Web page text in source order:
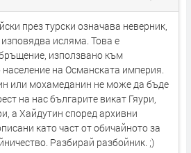
през турски означава неверник,
исляма. Това е
използвано към
население на Османската империя.
или мохамеданин не може да бъде
на нас българите викат Гяури,
а Хайдутин според архивни
като част от обичайното за
Разбирай разбойник. ;)